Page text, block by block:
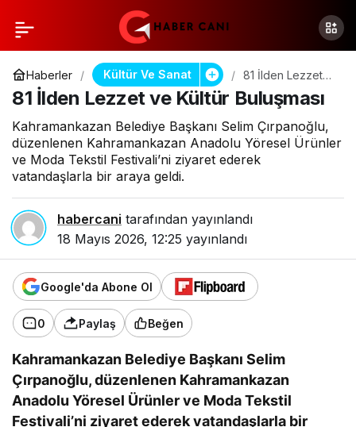
Haberler Kültür Ve Sanat
81 İlden Lezzet
ve Kültür
Buluşması
81 İlden Lezzet ve Kültür Buluşması
Kahramankazan Belediye Başkanı Selim Çırpanoğlu,
düzenlenen Kahramankazan Anadolu Yöresel Ürünler
ve Moda Tekstil Festivali’ni ziyaret ederek
vatandaşlarla bir araya geldi.
habercani tarafından yayınlandı
18 Mayıs 2026, 12:25 yayınlandı
Google'da Abone Ol
0 Paylaş Beğen
Kahramankazan Belediye Başkanı Selim
Çırpanoğlu, düzenlenen Kahramankazan
Anadolu Yöresel Ürünler ve Moda Tekstil
Festivali’ni ziyaret ederek vatandaşlarla bir